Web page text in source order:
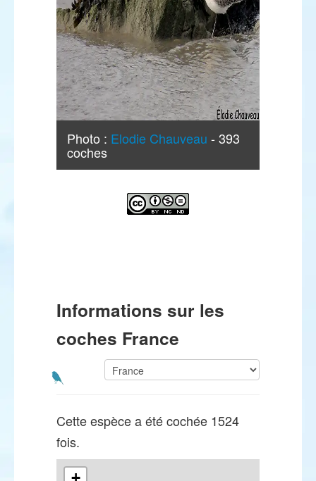
Photo : Elodie Chauveau - 393
coches
Informations sur les
coches France
Cette espèce a été cochée 1524
fois.